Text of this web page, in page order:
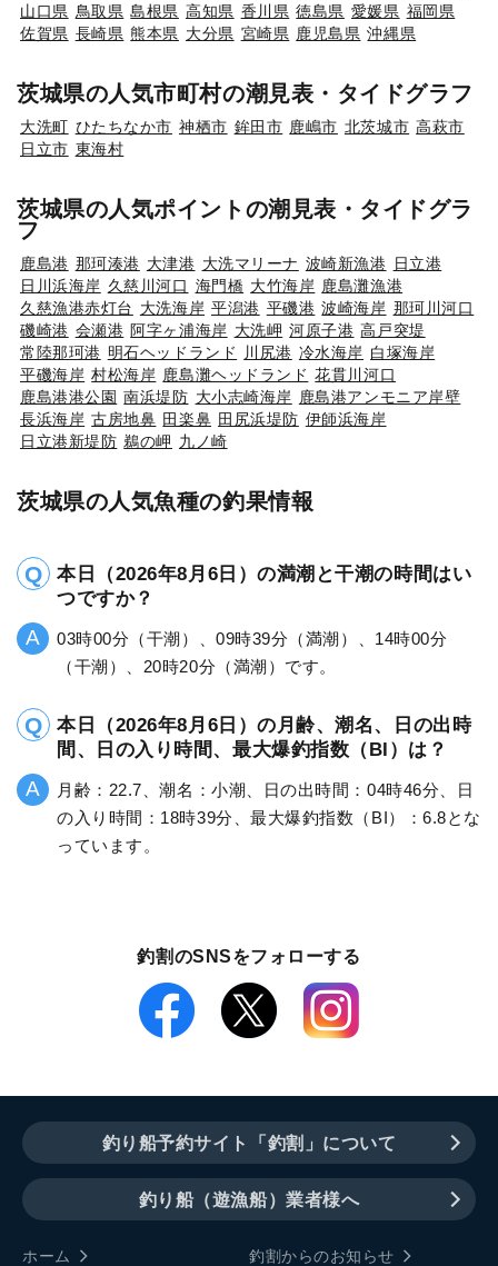
山口県 鳥取県 島根県 高知県 香川県 徳島県 愛媛県 福岡県
佐賀県 長崎県 熊本県 大分県 宮崎県 鹿児島県 沖縄県
茨城県の人気市町村の潮見表・タイドグラフ
大洗町 ひたちなか市 神栖市 鉾田市 鹿嶋市 北茨城市 高萩市
日立市 東海村
茨城県の人気ポイントの潮見表・タイドグラ
フ
鹿島港 那珂湊港 大津港 大洗マリーナ 波崎新漁港 日立港
日川浜海岸 久慈川河口 海門橋 大竹海岸 鹿島灘漁港
久慈漁港赤灯台 大洗海岸 平潟港 平磯港 波崎海岸 那珂川河口
磯崎港 会瀬港 阿字ヶ浦海岸 大洗岬 河原子港 高戸突堤
常陸那珂港 明石ヘッドランド 川尻港 冷水海岸 白塚海岸
平磯海岸 村松海岸 鹿島灘ヘッドランド 花貫川河口
鹿島港港公園 南浜堤防 大小志崎海岸 鹿島港アンモニア岸壁
長浜海岸 古房地鼻 田楽鼻 田尻浜堤防 伊師浜海岸
日立港新堤防 鵜の岬 九ノ崎
茨城県の人気魚種の釣果情報
本日（2026年8月6日）の満潮と干潮の時間はい
つですか？
03時00分（干潮）、09時39分（満潮）、14時00分
（干潮）、20時20分（満潮）です。
本日（2026年8月6日）の月齢、潮名、日の出時
間、日の入り時間、最大爆釣指数（BI）は？
月齢：22.7、潮名：小潮、日の出時間：04時46分、日
の入り時間：18時39分、最大爆釣指数（BI）：6.8とな
っています。
釣割のSNSをフォローする
釣り船予約サイト「釣割」について
釣り船（遊漁船）業者様へ
ホーム
釣割からのお知らせ